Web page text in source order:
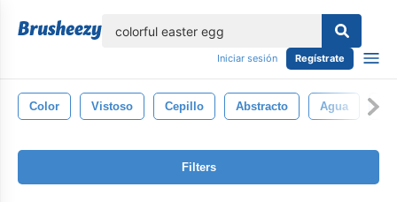
Iniciar sesión Regístrate
Color Vistoso Cepillo Abstracto Agua
Filters